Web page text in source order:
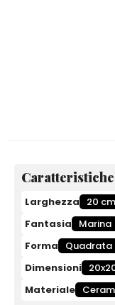
Larghezza 20 cm
Fantasia
Marina
Forma
Quadrata
Dimensioni
Materiale